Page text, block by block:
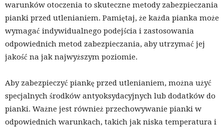
warunków otoczenia to skuteczne metody zabezpieczania
pianki przed utlenianiem. Pamiętaj, że każda pianka może
wymagać indywidualnego podejścia i zastosowania
odpowiednich metod zabezpieczania, aby utrzymać jej
jakość na jak najwyższym poziomie.
Aby zabezpieczyć piankę przed utlenianiem, można użyć
specjalnych środków antyoksydacyjnych lub dodatków do
pianki. Ważne jest również przechowywanie pianki w
odpowiednich warunkach, takich jak niska temperatura i